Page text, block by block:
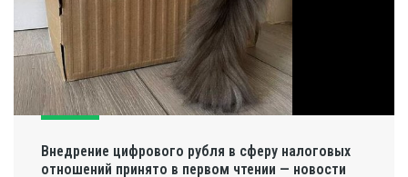
Внедрение цифрового рубля в сферу налоговых
отношений принято в первом чтении — новости